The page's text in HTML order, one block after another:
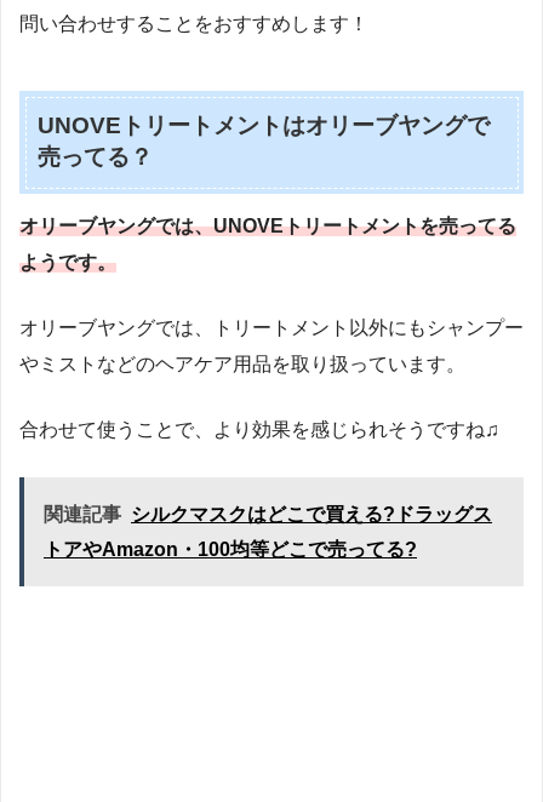
問い合わせすることをおすすめします！
UNOVEトリートメントはオリーブヤングで
売ってる？
オリーブヤングでは、UNOVEトリートメントを売ってる
ようです。
オリーブヤングでは、トリートメント以外にもシャンプー
やミストなどのヘアケア用品を取り扱っています。
合わせて使うことで、より効果を感じられそうですね♫
関連記事 シルクマスクはどこで買える?ドラッグス
トアやAmazon・100均等どこで売ってる?